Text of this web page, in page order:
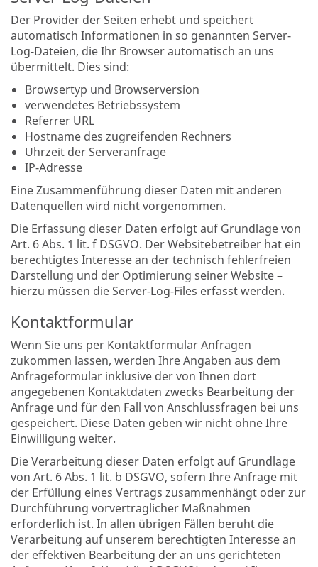
Der Provider der Seiten erhebt und speichert
automatisch Informationen in so genannten Server-
Log-Dateien, die Ihr Browser automatisch an uns
übermittelt. Dies sind:
Browsertyp und Browserversion
verwendetes Betriebssystem
Referrer URL
Hostname des zugreifenden Rechners
Uhrzeit der Serveranfrage
IP-Adresse
Eine Zusammenführung dieser Daten mit anderen
Datenquellen wird nicht vorgenommen.
Die Erfassung dieser Daten erfolgt auf Grundlage von
Art. 6 Abs. 1 lit. f DSGVO. Der Websitebetreiber hat ein
berechtigtes Interesse an der technisch fehlerfreien
Darstellung und der Optimierung seiner Website –
hierzu müssen die Server-Log-Files erfasst werden.
Kontaktformular
Wenn Sie uns per Kontaktformular Anfragen
zukommen lassen, werden Ihre Angaben aus dem
Anfrageformular inklusive der von Ihnen dort
angegebenen Kontaktdaten zwecks Bearbeitung der
Anfrage und für den Fall von Anschlussfragen bei uns
gespeichert. Diese Daten geben wir nicht ohne Ihre
Einwilligung weiter.
Die Verarbeitung dieser Daten erfolgt auf Grundlage
von Art. 6 Abs. 1 lit. b DSGVO, sofern Ihre Anfrage mit
der Erfüllung eines Vertrags zusammenhängt oder zur
Durchführung vorvertraglicher Maßnahmen
erforderlich ist. In allen übrigen Fällen beruht die
Verarbeitung auf unserem berechtigten Interesse an
der effektiven Bearbeitung der an uns gerichteten